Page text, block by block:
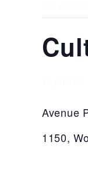
Avenue
1150,